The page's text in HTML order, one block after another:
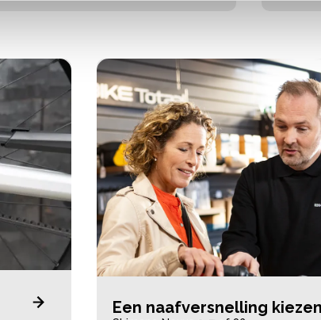
Een naafversnelling kiezen